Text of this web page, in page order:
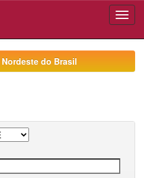
do Brasil